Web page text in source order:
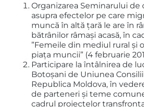
Organizarea Seminarului de
asupra efectelor pe care
muncă în altă țară le are în
bătrânilor râmași acasă, în
”Femeile din mediul rural și
piața muncii” (4 februarie
Participare la întâlnirea de
Botoșani de Uniunea
Republica Moldova, în
de parteneri și teme
cadrul proiectelor